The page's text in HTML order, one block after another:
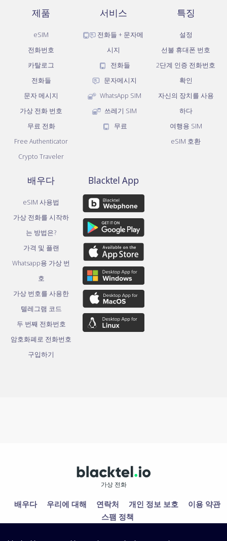
제품
eSIM
전화번호
카탈로그
전화들
문자 메시지
가상 전화 번호
무료 전화
Free Authenticator
Crypto Traveler
서비스
전화들 + 문자메
시지
전화들
문자메시지
WhatsApp SIM
쓰레기 SIM
무료
특징
설정
선불 휴대폰 번호
2단계 인증 전화번호
확인
자신의 장치를 사용
하다
여행용 SIM
eSIM 호환
배우다
eSIM 사용법
가상 전화를 시작하
는 방법은?
가격 및 플랜
Whatsapp용 가상 번
호
가상 번호를 사용한
텔레그램 코드
두 번째 전화번호
암호화폐로 전화번호
구입하기
Blacktel App
가상 전화
배우다 우리에 대해 연락처 개인 정보 보호
이용 약관
스팸 정책